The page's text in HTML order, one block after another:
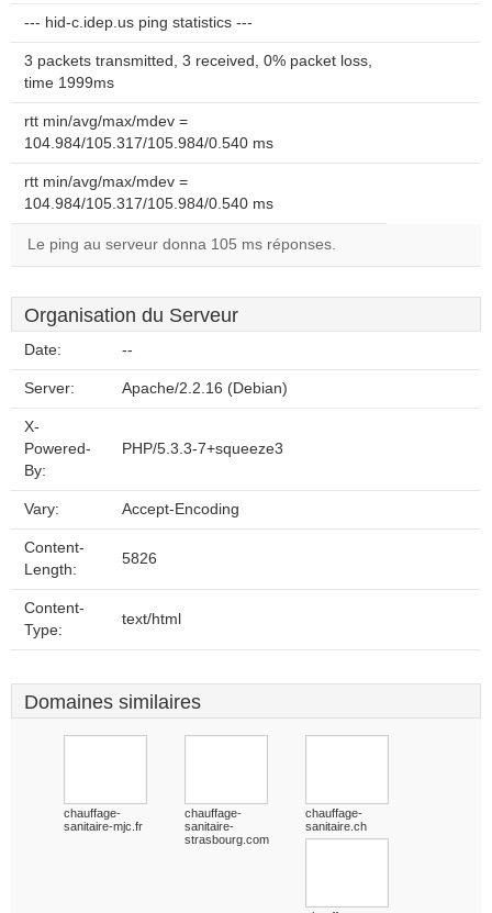
--- hid-c.idep.us ping statistics ---
3 packets transmitted, 3 received, 0% packet loss,
time 1999ms
rtt min/avg/max/mdev =
104.984/105.317/105.984/0.540 ms
rtt min/avg/max/mdev =
104.984/105.317/105.984/0.540 ms
Le ping au serveur donna 105 ms réponses.
Organisation du Serveur
Date: --
Server: Apache/2.2.16 (Debian)
X-
Powered-
By:
PHP/5.3.3-7+squeeze3
Vary: Accept-Encoding
Content-
Length:
5826
Content-
Type:
text/html
Domaines similaires
chauffage-
sanitaire-mjc.fr
chauffage-
sanitaire-
strasbourg.com
chauffage-
sanitaire.ch